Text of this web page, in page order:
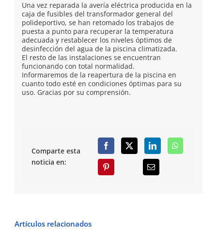
Una vez reparada la avería eléctrica producida en la
caja de fusibles del transformador general del
polideportivo, se han retomado los trabajos de
puesta a punto para recuperar la temperatura
adecuada y restablecer los niveles óptimos de
desinfección del agua de la piscina climatizada.
El resto de las instalaciones se encuentran
funcionando con total normalidad.
Informaremos de la reapertura de la piscina en
cuanto todo esté en condiciones óptimas para su
uso. Gracias por su comprensión.
Comparte esta
noticia en:
Artículos relacionados